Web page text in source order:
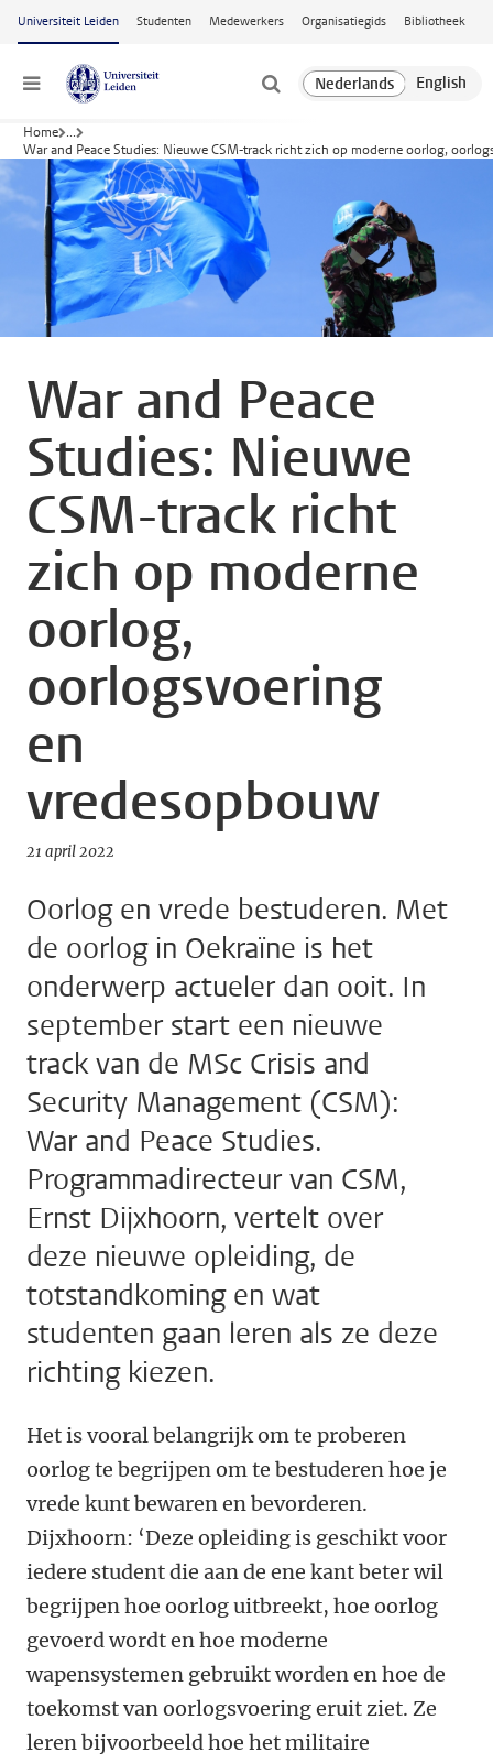
Ga naar hoofdinhoud
Universiteit Leiden Studenten Medewerkers Organisatiegids Bibliotheek
Menu
Home ...
War and Peace Studies: Nieuwe CSM-track richt zich op moderne oorlog,
War and Peace
Studies: Nieuwe
CSM-track richt
zich op moderne
oorlog,
oorlogsvoering
en
vredesopbouw
21 april 2022
Oorlog en vrede bestuderen. Met
de oorlog in Oekraïne is het
onderwerp actueler dan ooit. In
september start een nieuwe
track van de MSc Crisis and
Security Management (CSM):
War and Peace Studies.
Programmadirecteur van CSM,
Ernst Dijxhoorn, vertelt over
deze nieuwe opleiding, de
totstandkoming en wat
studenten gaan leren als ze deze
richting kiezen.
Het is vooral belangrijk om te proberen
oorlog te begrijpen om te bestuderen hoe je
vrede kunt bewaren en bevorderen.
Dijxhoorn: ‘Deze opleiding is geschikt voor
iedere student die aan de ene kant beter wil
begrijpen hoe oorlog uitbreekt, hoe oorlog
gevoerd wordt en hoe moderne
wapensystemen gebruikt worden en hoe de
toekomst van oorlogsvoering eruit ziet. Ze
leren bijvoorbeeld hoe het militaire